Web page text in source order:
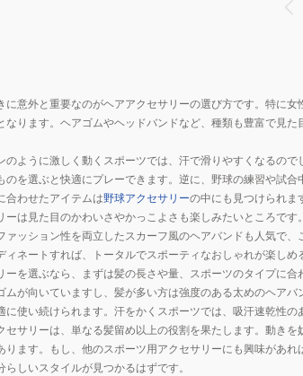
に意外と重要なのがヘアアクセサリーの選び方です。特に
なります。ヘアゴムやヘッドバンドなど、種類も豊富で見
のように激しく動くスポーツでは、汗で滑りやすくなるの
のを選ぶと快適にプレーできます。逆に、野球の練習や試
合わせたアイテムは野球アクセサリーの中にも見つけられま
ーは見た目のかわいさやかっこよさも楽しみたいところで
ァッション性を両立したスカーフ風のヘアバンドも人気で、
ィネートすれば、トータルでスポーティなおしゃれが楽しめ
ーを選ぶなら、まずは髪の長さや量、スポーツのタイプに
ムが向いていますし、髪が多い方は強度のある太めのヘア
に使い続けられます。汗をかくスポーツでは、吸汗速乾性の
セサリーは、単なる髪留め以上の役割を果たします。動き
ります。もし、他のスポーツ用アクセサリーにも興味があれ
らしいスタイルが見つかるはずです。